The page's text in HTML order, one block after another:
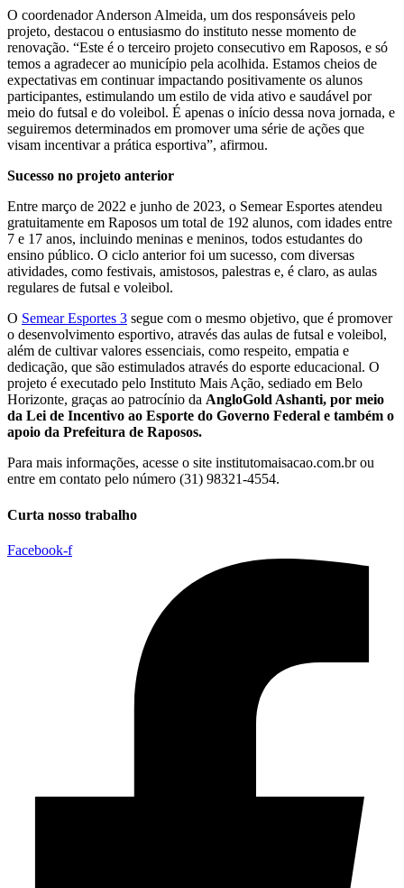
O coordenador Anderson Almeida, um dos responsáveis pelo
projeto, destacou o entusiasmo do instituto nesse momento de
renovação. “Este é o terceiro projeto consecutivo em Raposos, e só
temos a agradecer ao município pela acolhida. Estamos cheios de
expectativas em continuar impactando positivamente os alunos
participantes, estimulando um estilo de vida ativo e saudável por
meio do futsal e do voleibol. É apenas o início dessa nova jornada, e
seguiremos determinados em promover uma série de ações que
visam incentivar a prática esportiva”, afirmou.
Sucesso no projeto anterior
Entre março de 2022 e junho de 2023, o Semear Esportes atendeu
gratuitamente em Raposos um total de 192 alunos, com idades entre
7 e 17 anos, incluindo meninas e meninos, todos estudantes do
ensino público. O ciclo anterior foi um sucesso, com diversas
atividades, como festivais, amistosos, palestras e, é claro, as aulas
regulares de futsal e voleibol.
O Semear Esportes 3 segue com o mesmo objetivo, que é promover
o desenvolvimento esportivo, através das aulas de futsal e voleibol,
além de cultivar valores essenciais, como respeito, empatia e
dedicação, que são estimulados através do esporte educacional. O
projeto é executado pelo Instituto Mais Ação, sediado em Belo
Horizonte, graças ao patrocínio da AngloGold Ashanti, por meio
da Lei de Incentivo ao Esporte do Governo Federal e também o
apoio da Prefeitura de Raposos.
Para mais informações, acesse o site institutomaisacao.com.br ou
entre em contato pelo número (31) 98321-4554.
Curta nosso trabalho
Facebook-f